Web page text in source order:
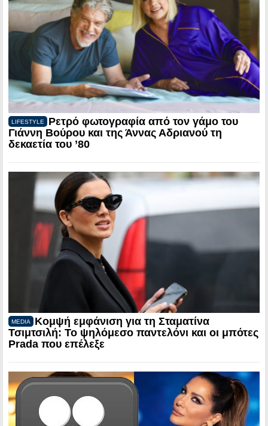
LIFESTYLE
Ρετρό φωτογραφία από τον γάμο του
Γιάννη Βούρου και της Άννας Αδριανού τη
δεκαετία του ’80
MEDIA
Κομψή εμφάνιση για τη Σταματίνα
Τσιμτσιλή: Το ψηλόμεσο παντελόνι και οι μπότες
Prada που επέλεξε